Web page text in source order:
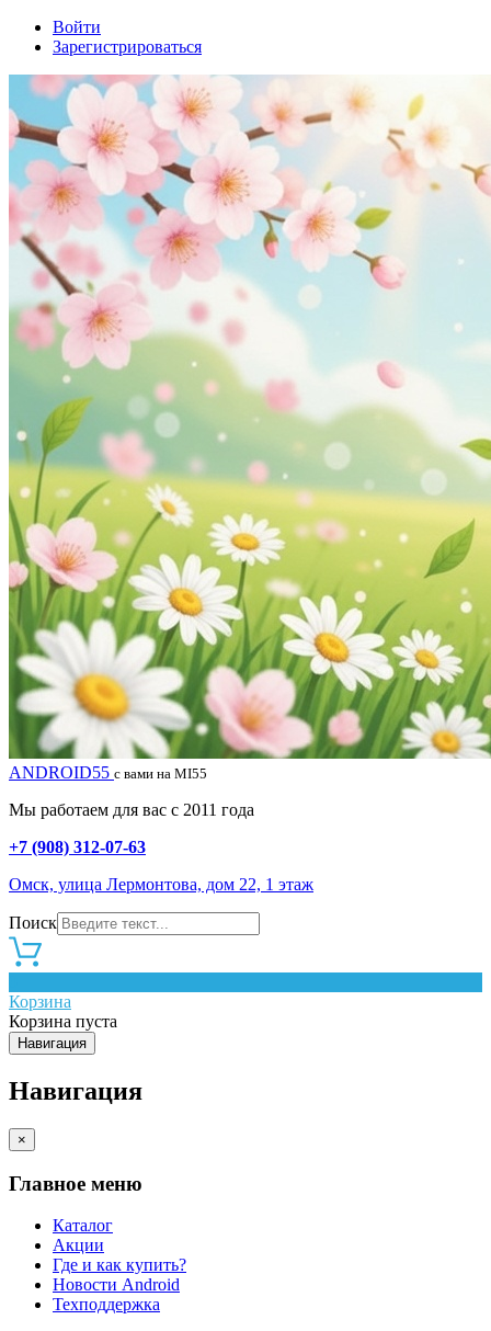
Войти
Зарегистрироваться
ANDROID55 с вами на MI55
Мы работаем для вас с 2011 года
+7 (908) 312-07-63
Омск, улица Лермонтова, дом 22, 1 этаж
Поиск
Корзина
Корзина пуста
Навигация
Навигация
×
Главное меню
Каталог
Акции
Где и как купить?
Новости Android
Техподдержка